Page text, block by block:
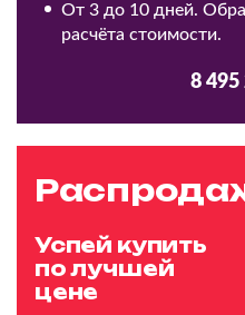
От 3 до 10 дней.
расчёта стоимости.
8 495
Успей купить
по лучшей
цене